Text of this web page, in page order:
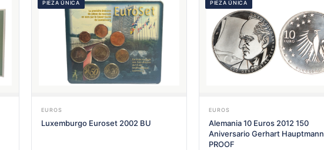
PIEZA ÚNICA
EUROS
Luxemburgo Euroset 2002 BU
PIEZA ÚNICA
EUROS
Alemania 10 Euros 2012 150
Aniversario Gerhart Hauptmann
PROOF